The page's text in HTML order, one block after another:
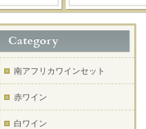
南アフリカワインセット
赤ワイン
白ワイン